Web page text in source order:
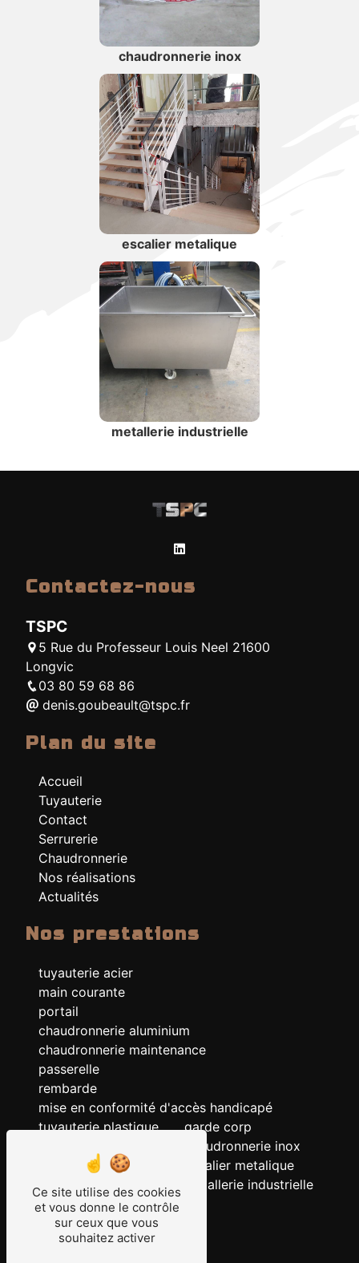
chaudronnerie inox
escalier metalique
metallerie industrielle
Contactez-nous
TSPC
5 Rue du Professeur Louis Neel 21600
Longvic
03 80 59 68 86
denis.goubeault@tspc.fr
Plan du site
Accueil
Tuyauterie
Contact
Serrurerie
Chaudronnerie
Nos réalisations
Actualités
Nos prestations
tuyauterie acier
main courante
portail
chaudronnerie aluminium
chaudronnerie maintenance
passerelle
rembarde
mise en conformité d'accès handicapé
tuyauterie plastique
chaudronnerie
serrurerie
ERP
tuyauterie
tuyauterie inox
garde corp
chaudronnerie inox
escalier metalique
metallerie industrielle
Ce site utilise des cookies
et vous donne le contrôle
sur ceux que vous
souhaitez activer